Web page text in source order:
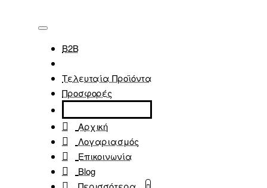
B2B
Τελευταία Προϊόντα
Προσφορές
Αρχική
Λογαριασμός
Επικοινωνία
Blog